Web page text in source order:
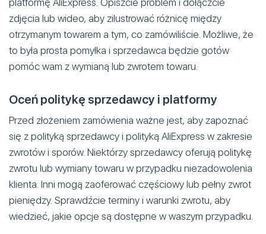
zdjęcia lub wideo, aby zilustrować różnicę między
otrzymanym towarem a tym, co zamówiliście. Możliwe, że
to była prosta pomyłka i sprzedawca będzie gotów
pomóc wam z wymianą lub zwrotem towaru.
Oceń politykę sprzedawcy i platformy
Przed złożeniem zamówienia ważne jest, aby zapoznać
się z polityką sprzedawcy i polityką AliExpress w zakresie
zwrotów i sporów. Niektórzy sprzedawcy oferują politykę
zwrotu lub wymiany towaru w przypadku niezadowolenia
klienta. Inni mogą zaoferować częściowy lub pełny zwrot
pieniędzy. Sprawdźcie terminy i warunki zwrotu, aby
wiedzieć, jakie opcje są dostępne w waszym przypadku.